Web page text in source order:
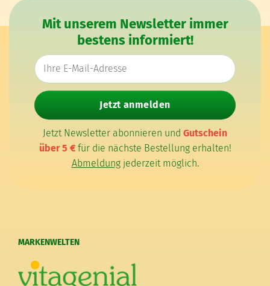
Mit unserem Newsletter immer
bestens informiert!
E-Mail-Adresse
Jetzt anmelden
Jetzt Newsletter abonnieren und Gutschein
über 5 €für die nächste Bestellung erhalten!
Abmeldungjederzeit möglich.
MARKENWELTEN